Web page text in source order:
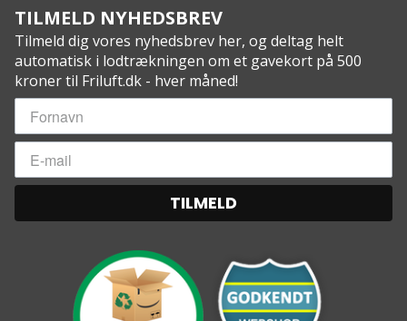
TILMELD NYHEDSBREV
Tilmeld dig vores nyhedsbrev her, og deltag helt
automatisk i lodtrækningen om et gavekort på 500
kroner til Friluft.dk - hver måned!
TILMELD